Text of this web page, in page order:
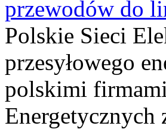
przewodów do
Polskie Sieci
przesyłowego
polskimi
Energetycznych